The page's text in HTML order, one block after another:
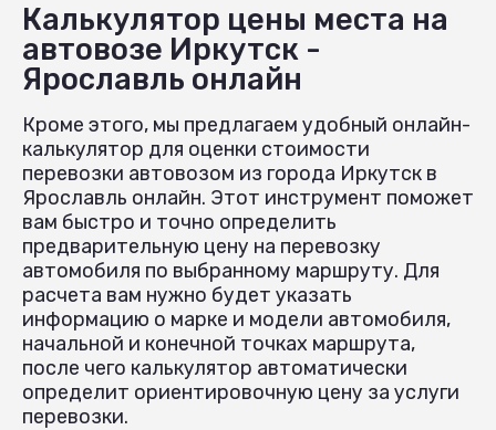
Калькулятор цены места на
автовозе Иркутск -
Ярославль онлайн
Кроме этого, мы предлагаем удобный онлайн-
калькулятор для оценки стоимости
перевозки автовозом из города Иркутск в
Ярославль онлайн. Этот инструмент поможет
вам быстро и точно определить
предварительную цену на перевозку
автомобиля по выбранному маршруту. Для
расчета вам нужно будет указать
информацию о марке и модели автомобиля,
начальной и конечной точках маршрута,
после чего калькулятор автоматически
определит ориентировочную цену за услуги
перевозки.